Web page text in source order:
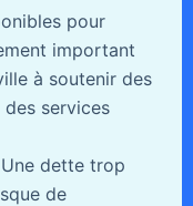
pour
important
à soutenir des
services
dette trop
de